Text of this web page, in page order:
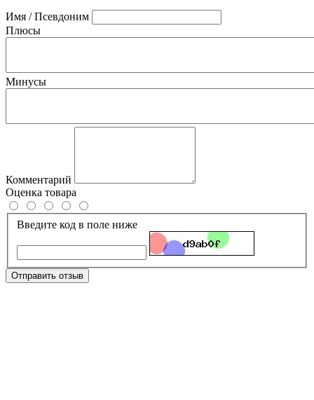
Имя / Псевдоним
Плюсы
Минусы
Комментарий
Оценка товара
Введите код в поле ниже
Отправить отзыв